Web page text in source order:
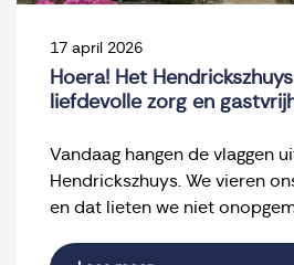
17 april 2026
Hoera! Het
liefdevolle zorg en
Vandaag hangen de vlaggen
Hendrickszhuys. We vieren
en dat lieten we niet